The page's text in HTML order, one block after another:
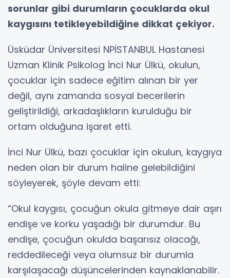
sorunlar gibi durumların çocuklarda okul
kaygısını tetikleyebildiğine dikkat çekiyor.
Üsküdar Üniversitesi NPİSTANBUL Hastanesi
Uzman Klinik Psikolog İnci Nur Ülkü, okulun,
çocuklar için sadece eğitim alınan bir yer
değil, aynı zamanda sosyal becerilerin
geliştirildiği, arkadaşlıkların kurulduğu bir
ortam olduğuna işaret etti.
İnci Nur Ülkü, bazı çocuklar için okulun, kaygıya
neden olan bir durum haline gelebildiğini
söyleyerek, şöyle devam etti:
“Okul kaygısı, çocuğun okula gitmeye dair aşırı
endişe ve korku yaşadığı bir durumdur. Bu
endişe, çocuğun okulda başarısız olacağı,
reddedileceği veya olumsuz bir durumla
karşılaşacağı düşüncelerinden kaynaklanabilir.